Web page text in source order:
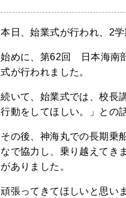
本日、始業式が行われ、2学
始めに、第62回 日本海南
式が行われました。
続いて、始業式では、校長
行動をしてほしい。」との
その後、神海丸での長期乗
なで協力し、乗り越えてき
がありました。
頑張ってきてほしいと思い